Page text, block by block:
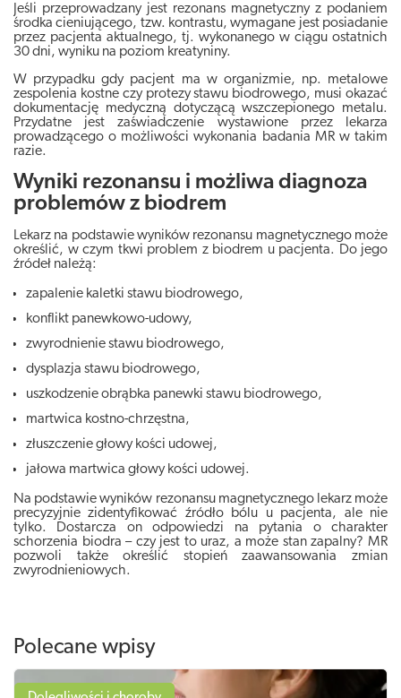
Jeśli przeprowadzany jest rezonans magnetyczny z podaniem
środka cieniującego, tzw. kontrastu, wymagane jest posiadanie
przez pacjenta aktualnego, tj. wykonanego w ciągu ostatnich
30 dni, wyniku na poziom kreatyniny.
W przypadku gdy pacjent ma w organizmie, np. metalowe
zespolenia kostne czy protezy stawu biodrowego, musi okazać
dokumentację medyczną dotyczącą wszczepionego metalu.
Przydatne jest zaświadczenie wystawione przez lekarza
prowadzącego o możliwości wykonania badania MR w takim
razie.
Wyniki rezonansu i możliwa diagnoza
problemów z biodrem
Lekarz na podstawie wyników rezonansu magnetycznego może
określić, w czym tkwi problem z biodrem u pacjenta. Do jego
źródeł należą:
zapalenie kaletki stawu biodrowego,
konflikt panewkowo-udowy,
zwyrodnienie stawu biodrowego,
dysplazja stawu biodrowego,
uszkodzenie obrąbka panewki stawu biodrowego,
martwica kostno-chrzęstna,
złuszczenie głowy kości udowej,
jałowa martwica głowy kości udowej.
Na podstawie wyników rezonansu magnetycznego lekarz może
precyzyjnie zidentyfikować źródło bólu u pacjenta, ale nie
tylko. Dostarcza on odpowiedzi na pytania o charakter
schorzenia biodra – czy jest to uraz, a może stan zapalny? MR
pozwoli także określić stopień zaawansowania zmian
zwyrodnieniowych.
Polecane wpisy